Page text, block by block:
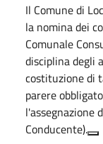
Il Comune di
la nomina dei
Comunale
disciplina degli
costituzione di
parere
l'assegnazione
Conducente).